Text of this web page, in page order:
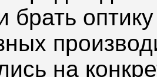
брать
на